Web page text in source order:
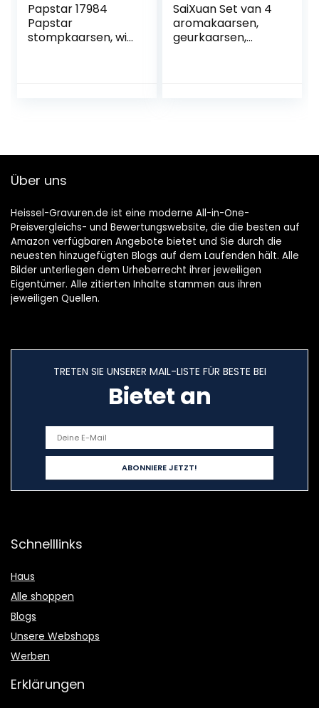
Papstar 17984
Papstar
stompkaarsen, wit,
SaiXuan Set van 4
aromakaarsen,
geurkaarsen,
badkamer, yoga
Über uns
Heissel-Gravuren.de ist eine moderne All-in-One-
Preisvergleichs- und Bewertungswebsite, die die besten auf
Amazon verfügbaren Angebote bietet und Sie durch die
neuesten hinzugefügten Blogs auf dem Laufenden hält. Alle
Bilder unterliegen dem Urheberrecht ihrer jeweiligen
Eigentümer. Alle zitierten Inhalte stammen aus ihren
jeweiligen Quellen.
TRETEN SIE UNSERER MAIL-LISTE FÜR BESTE BEI
Bietet an
Schnelllinks
Haus
Alle shoppen
Blogs
Unsere Webshops
Werben
Erklärungen